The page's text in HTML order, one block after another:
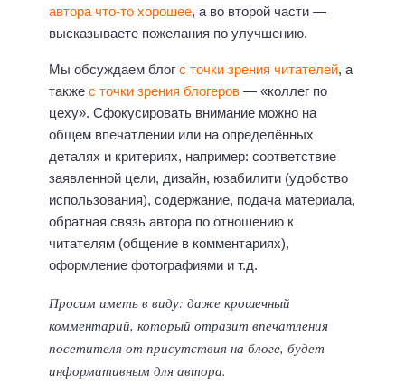
автора что-то хорошее, а во второй части —
высказываете пожелания по улучшению.
Мы обсуждаем блог с точки зрения читателей, а
также с точки зрения блогеров — «коллег по
цеху». Сфокусировать внимание можно на
общем впечатлении или на определённых
деталях и критериях, например: соответствие
заявленной цели, дизайн, юзабилити (удобство
использования), содержание, подача материала,
обратная связь автора по отношению к
читателям (общение в комментариях),
оформление фотографиями и т.д.
Просим иметь в виду: даже крошечный
комментарий, который отразит впечатления
посетителя от присутствия на блоге, будет
информативным для автора.